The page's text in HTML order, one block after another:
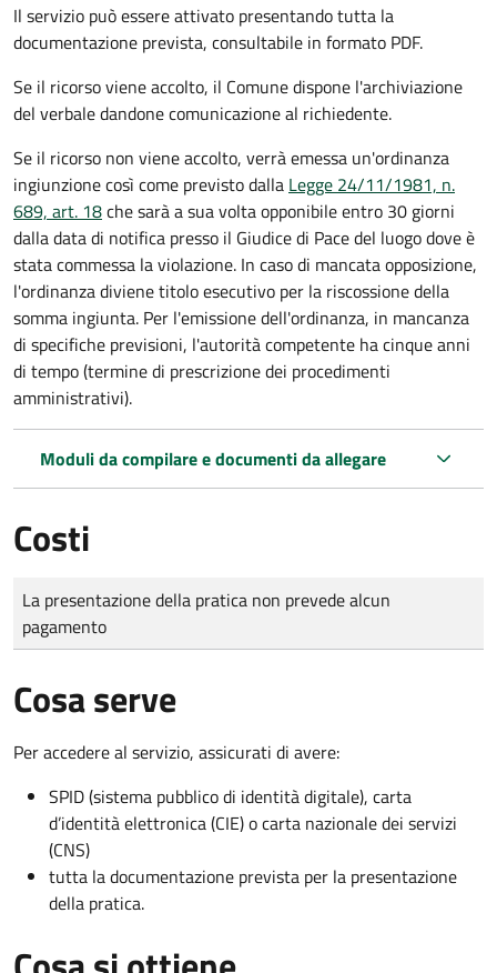
Il servizio può essere attivato presentando tutta la
documentazione prevista, consultabile in formato PDF.
Se il ricorso viene accolto, il Comune dispone l'archiviazione
del verbale dandone comunicazione al richiedente.
Se il ricorso non viene accolto, verrà emessa un'ordinanza
ingiunzione così come previsto dalla Legge 24/11/1981, n.
689, art. 18che sarà a sua volta opponibile entro 30 giorni
dalla data di notifica presso il Giudice di Pace del luogo dove è
stata commessa la violazione. In caso di mancata opposizione,
l'ordinanza diviene titolo esecutivo per la riscossione della
somma ingiunta. Per l'emissione dell'ordinanza, in mancanza
di specifiche previsioni, l'autorità competente ha cinque anni
di tempo (termine di prescrizione dei procedimenti
amministrativi).
Moduli da compilare e documenti da allegare
Costi
Tipo di pagamento
Importo
La presentazione della pratica non prevede alcun
pagamento
Cosa serve
Per accedere al servizio, assicurati di avere:
SPID (sistema pubblico di identità digitale), carta
d’identità elettronica (CIE) o carta nazionale dei servizi
(CNS)
tutta la documentazione prevista per la presentazione
della pratica.